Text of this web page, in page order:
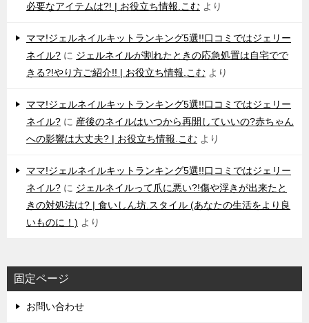
必要なアイテムは?! | お役立ち情報.こむ より
ママ!ジェルネイルキットランキング5選!!口コミではジェリー
ネイル? に ジェルネイルが割れたときの応急処置は自宅でで
きる?!やり方ご紹介!! | お役立ち情報.こむ より
ママ!ジェルネイルキットランキング5選!!口コミではジェリー
ネイル? に 産後のネイルはいつから再開していいの?赤ちゃん
への影響は大丈夫? | お役立ち情報.こむ より
ママ!ジェルネイルキットランキング5選!!口コミではジェリー
ネイル? に ジェルネイルって爪に悪い?!傷や浮きが出来たと
きの対処法は? | 食いしん坊.スタイル (あなたの生活をより良
いものに！) より
固定ページ
お問い合わせ